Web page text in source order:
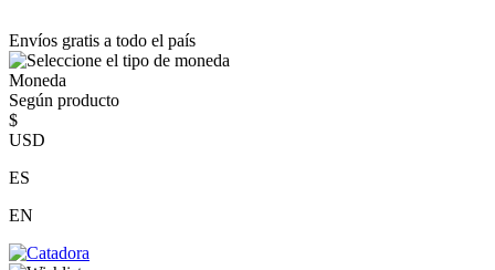
Envíos gratis a todo el país
Moneda
Según producto
$
USD
ES
EN